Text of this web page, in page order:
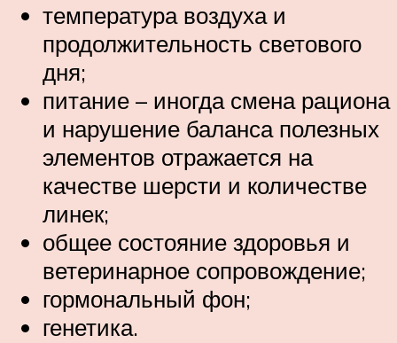
температура воздуха и
продолжительность светового
дня;
питание – иногда смена рациона
и нарушение баланса полезных
элементов отражается на
качестве шерсти и количестве
линек;
общее состояние здоровья и
ветеринарное сопровождение;
гормональный фон;
генетика.